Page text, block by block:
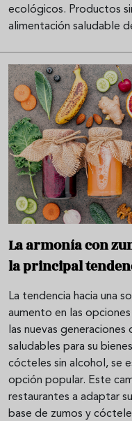
ecológicos. Productos
alimentación saludable
La armonía con
la principal
La tendencia hacia una
aumento en las
las nuevas
saludables para su
cócteles sin alcohol, se
opción popular. Este
restaurantes a adaptar
base de zumos y